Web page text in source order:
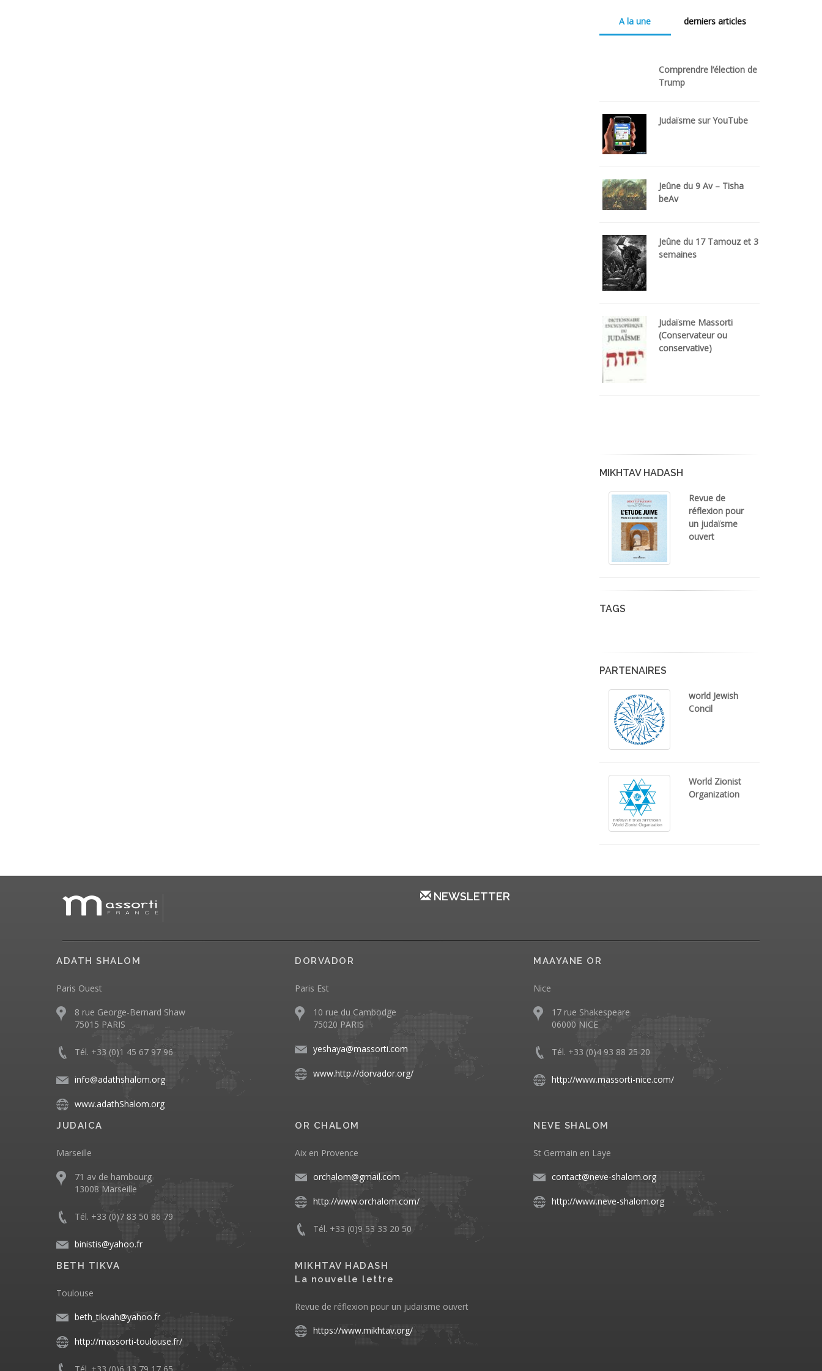
A la une derniers articles
Comprendre l’élection de
Trump
Judaïsme sur YouTube
Jeûne du 9 Av – Tisha
beAv
Jeûne du 17 Tamouz et 3
semaines
Judaïsme Massorti
(Conservateur ou
conservative)
MIKHTAV HADASH
Revue de
réflexion pour
un judaïsme
ouvert
TAGS
PARTENAIRES
world Jewish
Concil
World Zionist
Organization
NEWSLETTER
ADATH SHALOM
Paris Ouest
8 rue George-Bernard Shaw
75015 PARIS
Tél. +33 (0)1 45 67 97 96
info@adathshalom.org
www.adathShalom.org
DORVADOR
Paris Est
10 rue du Cambodge
75020 PARIS
yeshaya@massorti.com
www.http://dorvador.org/
MAAYANE OR
Nice
17 rue Shakespeare
06000 NICE
Tél. +33 (0)4 93 88 25 20
http://www.massorti-nice.com/
JUDAICA
Marseille
71 av de hambourg
13008 Marseille
Tél. +33 (0)7 83 50 86 79
binistis@yahoo.fr
OR CHALOM
Aix en Provence
orchalom@gmail.com
http://www.orchalom.com/
Tél. +33 (0)9 53 33 20 50
NEVE SHALOM
St Germain en Laye
contact@neve-shalom.org
http://www.neve-shalom.org
BETH TIKVA
Toulouse
beth_tikvah@yahoo.fr
http://massorti-toulouse.fr/
MIKHTAV HADASH
La nouvelle lettre
Revue de réflexion pour un judaïsme ouvert
https://www.mikhtav.org/